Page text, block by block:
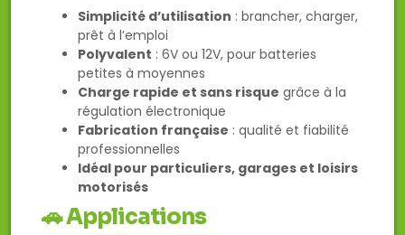
Simplicité d’utilisation : brancher, charger,
prêt à l’emploi
Polyvalent : 6V ou 12V, pour batteries
petites à moyennes
Charge rapide et sans risque grâce à la
régulation électronique
Fabrication française : qualité et fiabilité
professionnelles
Idéal pour particuliers, garages et loisirs
motorisés
🚗Applications